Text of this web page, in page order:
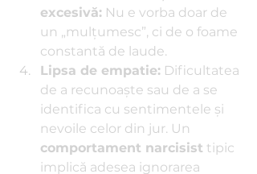
excesivă: Nu e vorba doar de
un „mulțumesc”, ci de o foame
constantă de laude.
Lipsa de empatie: Dificultatea
de a recunoaște sau de a se
identifica cu sentimentele și
nevoile celor din jur. Un
comportament narcisist tipic
implică adesea ignorarea